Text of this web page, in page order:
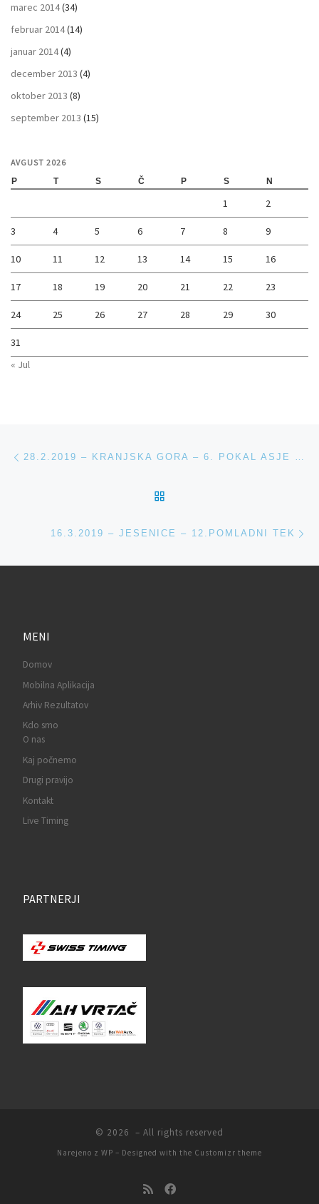
marec 2014(34)
februar 2014(14)
januar 2014(4)
december 2013 (4)
oktober 2013 (8)
september 2013 (15)
AVGUST 2026
P T S Č P S N
1 2
3 4 5 6 7 8 9
10 11 12 13 14 15 16
17 18 19 20 21 22 23
24 25 26 27 28 29 30
31
« Jul
Navigacija med prispevki 28.2.2019 – KRANJSKA GORA – 6. POKAL ASJE ORAŽEM – VELESLALOM
16.3.2019 – JESENICE – 12.POMLADNI TEK
MENI
Domov
Mobilna Aplikacija
Arhiv Rezultatov
Kdo smo
O nas
Kaj počnemo
Drugi pravijo
Kontakt
Live Timing
PARTNERJI
© 2026 – All rights reserved
Narejeno z WP – Designed with the Customizr theme